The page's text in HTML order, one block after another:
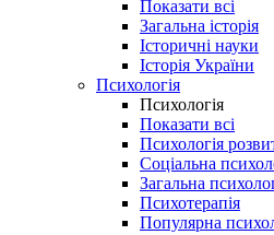
Показати всі
Загальна історія
Історичні науки
Історія України
Психологія
Психологія
Показати всі
Психологія
Соціальна
Загальна
Психотерапія
Популярна